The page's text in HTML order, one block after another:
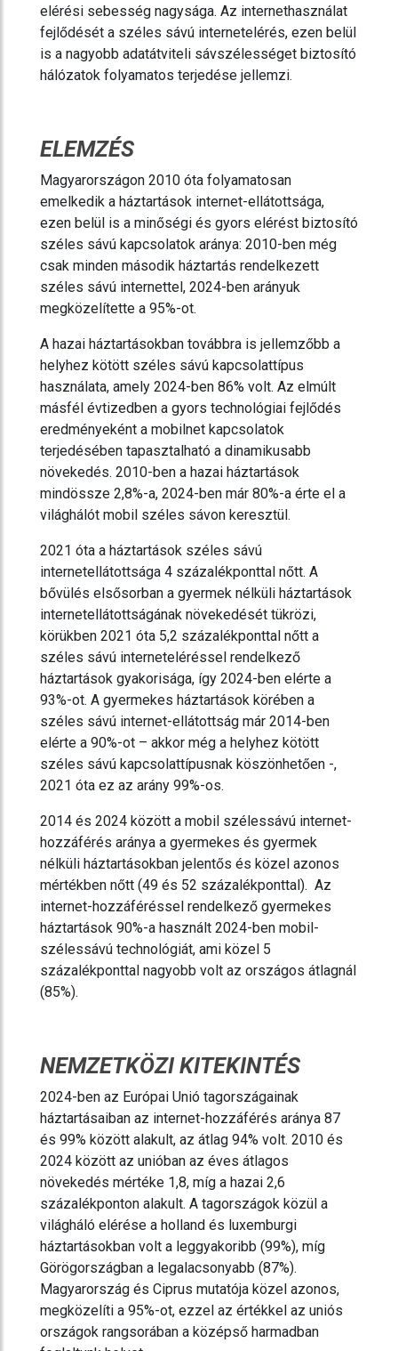
elérési sebesség nagysága. Az internethasználat
fejlődését a széles sávú internetelérés, ezen belül
is a nagyobb adatátviteli sávszélességet biztosító
hálózatok folyamatos terjedése jellemzi.
ELEMZÉS
Magyarországon 2010 óta folyamatosan
emelkedik a háztartások internet-ellátottsága,
ezen belül is a minőségi és gyors elérést biztosító
széles sávú kapcsolatok aránya: 2010-ben még
csak minden második háztartás rendelkezett
széles sávú internettel, 2024-ben arányuk
megközelítette a 95%-ot.
A hazai háztartásokban továbbra is jellemzőbb a
helyhez kötött széles sávú kapcsolattípus
használata, amely 2024-ben 86% volt. Az elmúlt
másfél évtizedben a gyors technológiai fejlődés
eredményeként a mobilnet kapcsolatok
terjedésében tapasztalható a dinamikusabb
növekedés. 2010-ben a hazai háztartások
mindössze 2,8%-a, 2024-ben már 80%-a érte el a
világhálót mobil széles sávon keresztül.
2021 óta a háztartások széles sávú
internetellátottsága 4 százalékponttal nőtt. A
bővülés elsősorban a gyermek nélküli háztartások
internetellátottságának növekedését tükrözi,
körükben 2021 óta 5,2 százalékponttal nőtt a
széles sávú interneteléréssel rendelkező
háztartások gyakorisága, így 2024-ben elérte a
93%-ot. A gyermekes háztartások körében a
széles sávú internet-ellátottság már 2014-ben
elérte a 90%-ot – akkor még a helyhez kötött
széles sávú kapcsolattípusnak köszönhetően -,
2021 óta ez az arány 99%-os.
2014 és 2024 között a mobil szélessávú internet-
hozzáférés aránya a gyermekes és gyermek
nélküli háztartásokban jelentős és közel azonos
mértékben nőtt (49 és 52 százalékponttal). Az
internet-hozzáféréssel rendelkező gyermekes
háztartások 90%-a használt 2024-ben mobil-
szélessávú technológiát, ami közel 5
százalékponttal nagyobb volt az országos átlagnál
(85%).
NEMZETKÖZI KITEKINTÉS
2024-ben az Európai Unió tagországainak
háztartásaiban az internet-hozzáférés aránya 87
és 99% között alakult, az átlag 94% volt. 2010 és
2024 között az unióban az éves átlagos
növekedés mértéke 1,8, míg a hazai 2,6
százalékponton alakult. A tagországok közül a
világháló elérése a holland és luxemburgi
háztartásokban volt a leggyakoribb (99%), míg
Görögországban a legalacsonyabb (87%).
Magyarország és Ciprus mutatója közel azonos,
megközelíti a 95%-ot, ezzel az értékkel az uniós
országok rangsorában a középső harmadban